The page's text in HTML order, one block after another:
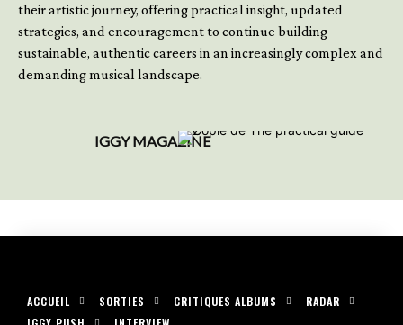
their artistic journey, offering practical insight, updated
strategies, and encouragement to continue building
sustainable, authentic careers in an increasingly complex and
demanding musical landscape.
IGGY MAGAZINE
ACCUEIL SORTIES CRITIQUES ALBUMS
RADAR